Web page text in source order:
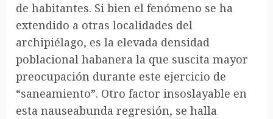
de habitantes. Si bien el fenómeno se ha
extendido a otras localidades del
archipiélago, es la elevada densidad
poblacional habanera la que suscita mayor
preocupación durante este ejercicio de
“saneamiento”. Otro factor insoslayable en
esta nauseabunda regresión, se halla